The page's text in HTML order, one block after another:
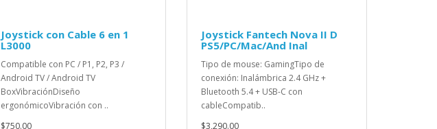
Joystick con Cable 6 en 1
L3000
Compatible con PC / P1, P2, P3 /
Android TV / Android TV
BoxVibraciónDiseño
ergonómicoVibración con ..
$750.00
Joystick Fantech Nova II D
PS5/PC/Mac/And Inal
Tipo de mouse: GamingTipo de
conexión: Inalámbrica 2.4 GHz +
Bluetooth 5.4 + USB-C con
cableCompatib..
$3,290.00